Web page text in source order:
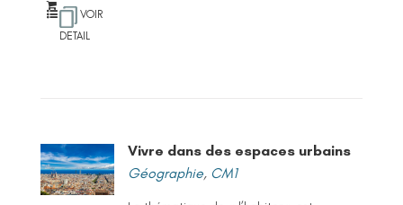
VOIR
DETAIL
Vivre dans des espaces urbains
Géographie, CM1